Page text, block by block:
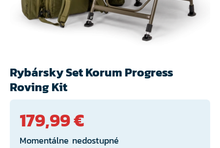
Rybársky Set Korum Progress
Roving Kit
179,99 €
Momentálne nedostupné